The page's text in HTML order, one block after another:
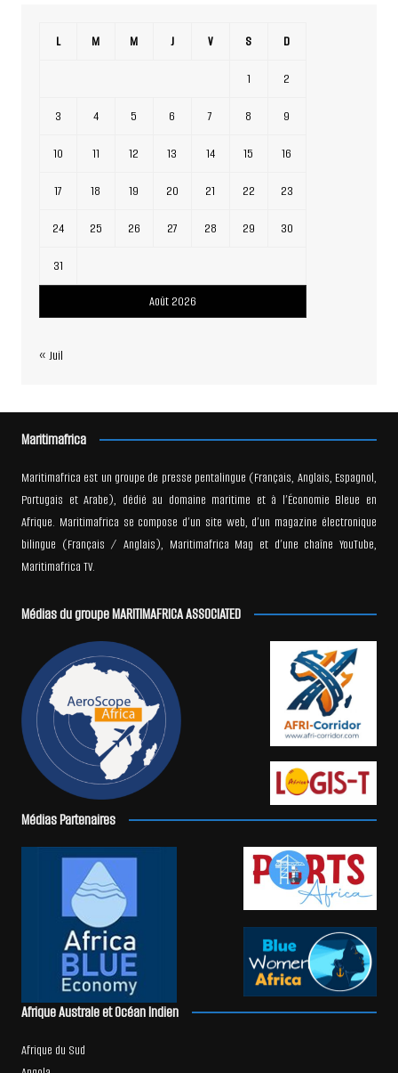
Août 2026
L M M J V S D
1 2
3 4 5 6 7 8 9
10 11 12 13 14 15 16
17 18 19 20 21 22 23
24 25 26 27 28 29 30
31
« Juil
Maritimafrica
Maritimafrica est un groupe de presse pentalingue (Français, Anglais, Espagnol,
Portugais et Arabe), dédié au domaine maritime et à l’Économie Bleue en
Afrique. Maritimafrica se compose d’un site web, d’un magazine électronique
bilingue (Français / Anglais), Maritimafrica Mag et d’une chaîne YouTube,
Maritimafrica TV.
Médias du groupe MARITIMAFRICA ASSOCIATED
Médias Partenaires
Afrique Australe et Océan Indien
Afrique du Sud